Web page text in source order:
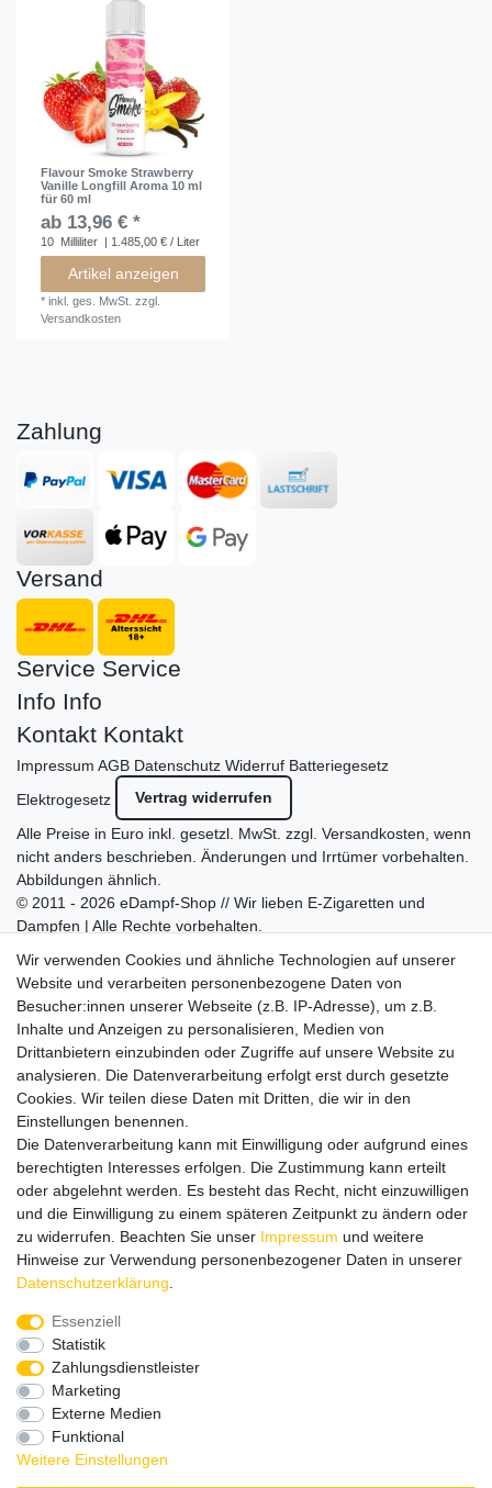
Flavour Smoke Strawberry
Vanille Longfill Aroma 10 ml
für 60 ml
ab 13,96 € *
10 Milliliter | 1.485,00 € / Liter
Artikel anzeigen
*inkl. ges. MwSt. zzgl.
Versandkosten
Zahlung
Versand
Service Service
Info Info
Kontakt Kontakt
Impressum AGB Datenschutz Widerruf Batteriegesetz
Elektrogesetz
Vertrag widerrufen
Alle Preise in Euro inkl. gesetzl. MwSt. zzgl. Versandkosten , wenn
nicht anders beschrieben. Änderungen und Irrtümer vorbehalten.
Abbildungen ähnlich.
© 2011 - 2026 eDampf-Shop // Wir lieben E-Zigaretten und
Dampfen | Alle Rechte vorbehalten.
Bitte entschuldigen Sie, wenn wir telefonisch wegen hoher
betrieblicher Auslastung nicht erreichbar sein sollten.
Schreiben Sie uns gerne eine E-Mail mit Ihrer Telefonnummer
und der Bitte um Rückruf.
Wir rufen Sie schnellstmöglich zurück.
Wir versenden in die folgenden Länder
Versandkostenfrei (DE) ab 69 €
Wir verwenden Cookies und ähnliche Technologien auf unserer
Website und verarbeiten personenbezogene Daten von
Besucher:innen unserer Webseite (z.B. IP-Adresse), um z.B.
Inhalte und Anzeigen zu personalisieren, Medien von
Drittanbietern einzubinden oder Zugriffe auf unsere Website zu
analysieren. Die Datenverarbeitung erfolgt erst durch gesetzte
Cookies. Wir teilen diese Daten mit Dritten, die wir in den
Einstellungen benennen.
Die Datenverarbeitung kann mit Einwilligung oder aufgrund eines
berechtigten Interesses erfolgen. Die Zustimmung kann erteilt
oder abgelehnt werden. Es besteht das Recht, nicht einzuwilligen
und die Einwilligung zu einem späteren Zeitpunkt zu ändern oder
zu widerrufen. Beachten Sie unser Impressum und weitere
Hinweise zur Verwendung personenbezogener Daten in unserer
Daten­schutz­erklärung
Essenziell
Statistik
Zahlungsdienstleister
Marketing
Externe Medien
Funktional
Weitere Einstellungen